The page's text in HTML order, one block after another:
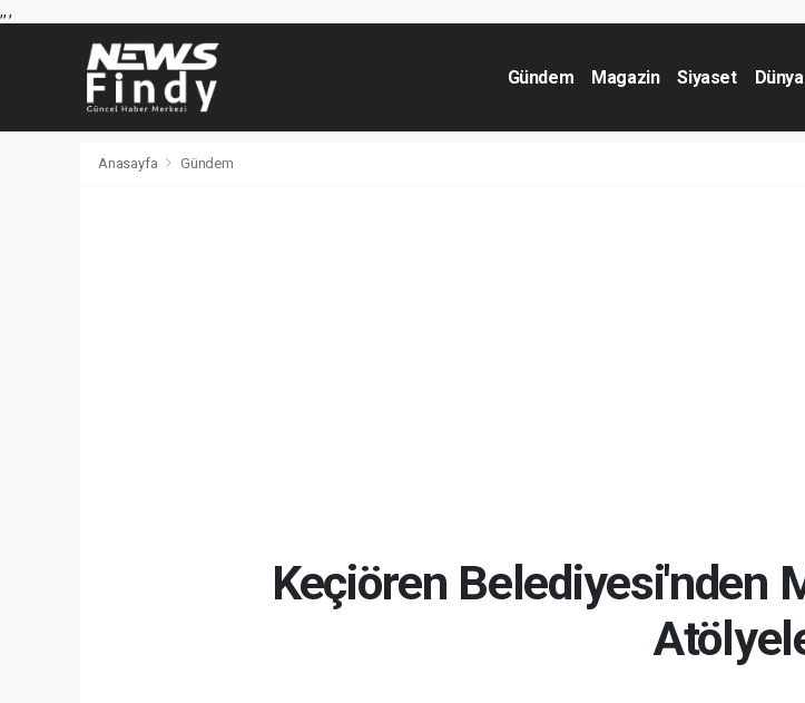
,,,
Gündem Magazin Siyaset Dünya
Anasayfa Gündem
Keçiören Belediyesi'nden